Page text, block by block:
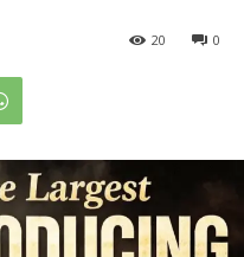
0
20